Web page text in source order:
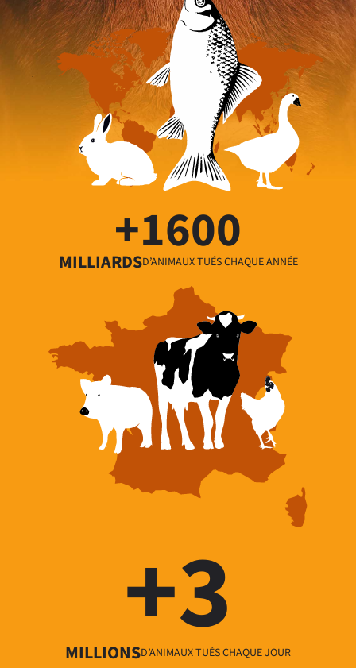
MILLIARDSD’ANIMAUX TUÉS CHAQUE ANNÉE
+1600
MILLIONSD’ANIMAUX TUÉS CHAQUE JOUR
+3